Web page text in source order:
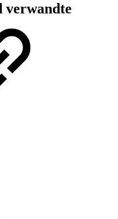
verwandte